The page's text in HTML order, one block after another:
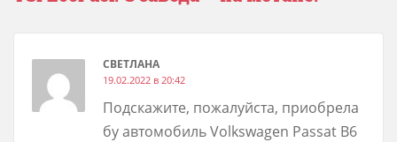
СВЕТЛАНА
19.02.2022 в 20:42
Подскажите, пожалуйста, приобрела
бу автомобиль Volkswagen Passat B6